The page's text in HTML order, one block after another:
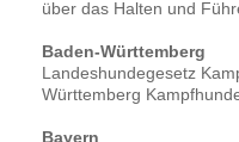
über das Halten und
Baden-Württemberg
Landeshundegesetz
Württemberg
Bayern